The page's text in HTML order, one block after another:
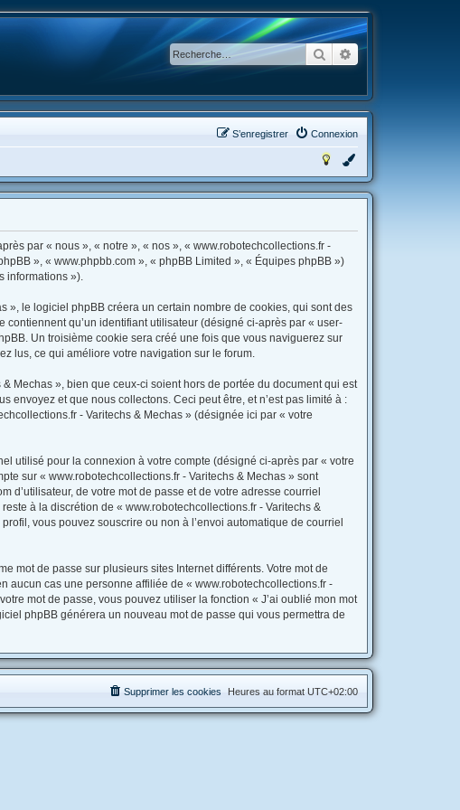
RechercherRecherche avancée
Connexion
S’enregistrer
par « nous », « notre », « nos », « www.robotechcollections.fr -
», « www.phpbb.com », « phpBB Limited », « Équipes phpBB »)
informations »).
», le logiciel phpBB créera un certain nombre de cookies, qui sont des
qu’un identifiant utilisateur (désigné ci-après par « user-
Un troisième cookie sera créé une fois que vous naviguerez sur
lus, ce qui améliore votre navigation sur le forum.
Mechas », bien que ceux-ci soient hors de portée du document qui est
et que nous collectons. Ceci peut être, et n’est pas limité à :
- Varitechs & Mechas » (désignée ici par « votre
utilisé pour la connexion à votre compte (désigné ci-après par « votre
sur « www.robotechcollections.fr - Varitechs & Mechas » sont
de votre mot de passe et de votre adresse courriel
à la discrétion de « www.robotechcollections.fr - Varitechs &
vous pouvez souscrire ou non à l’envoi automatique de courriel
mot de passe sur plusieurs sites Internet différents. Votre mot de
aucun cas une personne affiliée de « www.robotechcollections.fr -
mot de passe, vous pouvez utiliser la fonction « J’ai oublié mon mot
phpBB générera un nouveau mot de passe qui vous permettra de
Heures au format UTC+02:00
Supprimer les cookies